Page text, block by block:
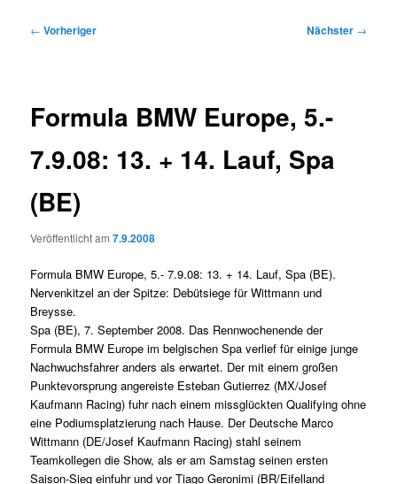
Beitragsnavigation
← Vorheriger Nächster →
Formula BMW Europe, 5.-
7.9.08: 13. + 14. Lauf, Spa
(BE)
Veröffentlicht am7.9.2008
Formula BMW Europe, 5.- 7.9.08: 13. + 14. Lauf, Spa (BE).
Nervenkitzel an der Spitze: Debütsiege für Wittmann und
Breysse.
Spa (BE), 7. September 2008. Das Rennwochenende der
Formula BMW Europe im belgischen Spa verlief für einige junge
Nachwuchsfahrer anders als erwartet. Der mit einem großen
Punktevorsprung angereiste Esteban Gutierrez (MX/Josef
Kaufmann Racing) fuhr nach einem missglückten Qualifying ohne
eine Podiumsplatzierung nach Hause. Der Deutsche Marco
Wittmann (DE/Josef Kaufmann Racing) stahl seinem
Teamkollegen die Show, als er am Samstag seinen ersten
Saison-Sieg einfuhr und vor Tiago Geronimi (BR/Eifelland